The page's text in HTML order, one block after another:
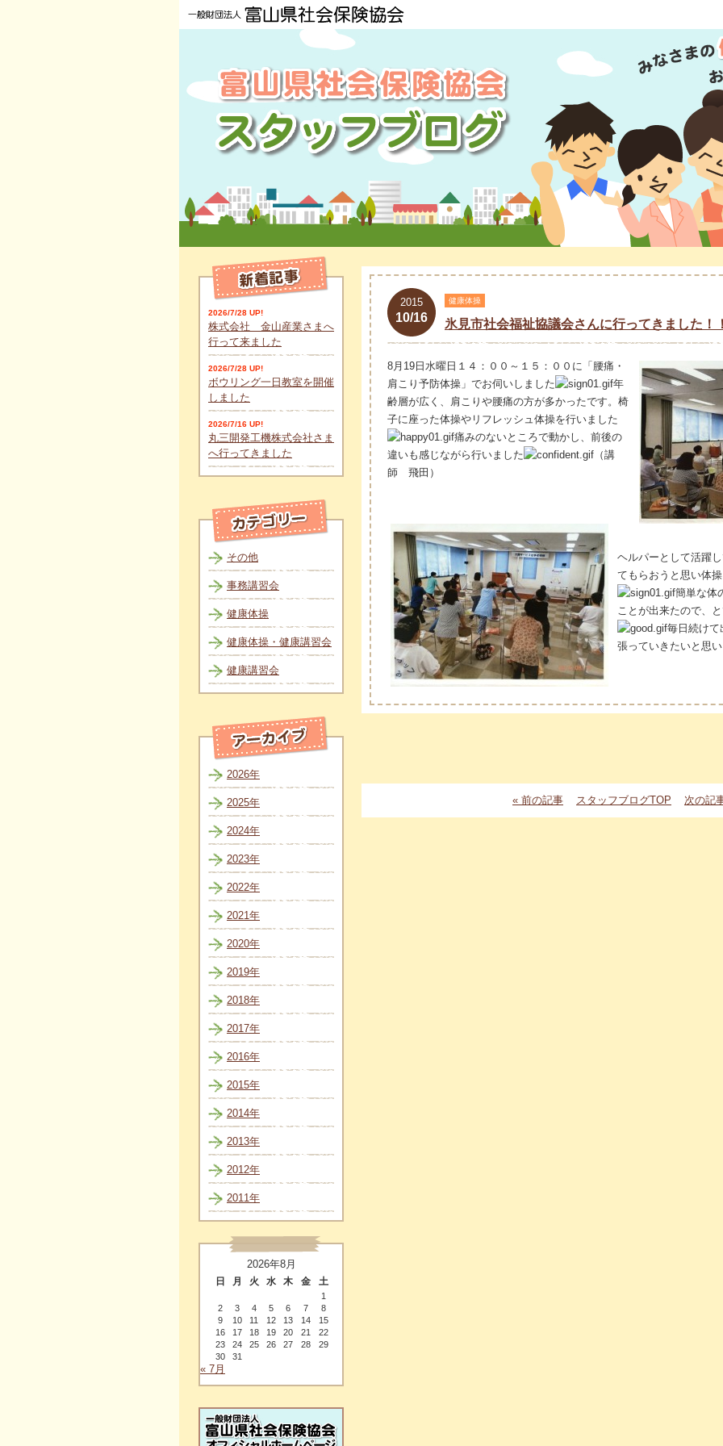
2015
10/16
健康体操
氷見市社会福祉協議会さんに行ってきました！
8月19日水曜日１４：００～１５：００に「腰痛・
肩こり予防体操」でお伺いしました
年
齢層が広く、肩こりや腰痛の方が多かったです。椅
子に座った体操やリフレッシュ体操を行いました
痛みのないところで動かし、前後の
違いも感じながら行いました
（講
師 飛田）
ヘルパーとして活躍
てもらおうと思い体
簡単な体
ことが出来たので、
毎日続けて
張っていきたいと思
« 前の記事 スタッフブログTOP 次の記
2026/7/28 UP!
株式会社 金山産業さまへ
行って来ました
2026/7/28 UP!
ボウリング一日教室を開催
しました
2026/7/16 UP!
丸三開発工機株式会社さま
へ行ってきました
その他
事務講習会
健康体操
健康体操・健康講習会
健康講習会
2026年
2025年
2024年
2023年
2022年
2021年
2020年
2019年
2018年
2017年
2016年
2015年
2014年
2013年
2012年
2011年
2026年8月
日 月 火 水 木 金 土
1
2
3 4 5 6 7
8
9
10 11 12 13 14
15
16
17 18 19 20 21
22
23
24 25 26 27 28
29
30
31
« 7月